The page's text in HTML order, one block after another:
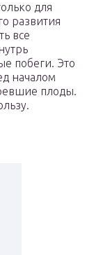
для
развития
все
побеги. Это
началом
плоды.